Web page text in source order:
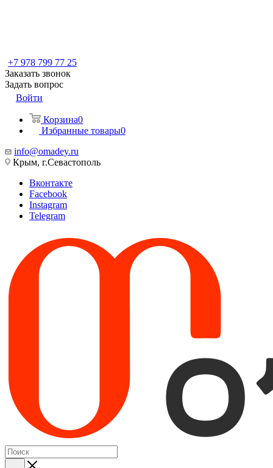
+7 978 799 77 25
Заказать звонок
Задать вопрос
Войти
Корзина0
Избранные товары0
info@omadey.ru
Крым, г.Севастополь
Вконтакте
Facebook
Instagram
Telegram